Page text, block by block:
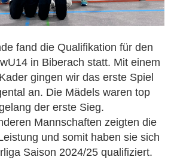
fand die Qualifikation für den
in Biberach statt. Mit einem
gingen wir das erste Spiel
an. Die Mädels waren top
der erste Sieg.
Mannschaften zeigten die
und somit haben sie sich
Saison 2024/25 qualifiziert.